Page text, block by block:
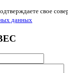
свое
данных